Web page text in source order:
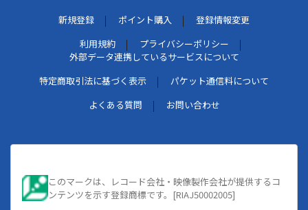
新規登録 ポイント購入
登録情報変更
利用規約
プライバシーポリシー
外部データ連携しているサービスについて
特定商取引法に基づく表示
パケット通信料について
よくある質問
お問い合わせ
このマークは、レコード会社・映像製作会社が提供するコ
ンテンツを示す登録商標です。[RIAJ50002005]